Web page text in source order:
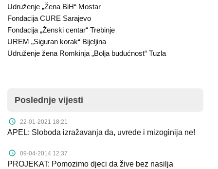
Udruženje „Žena BiH“ Mostar
Fondacija CURE Sarajevo
Fondacija „Ženski centar“ Trebinje
UREM „Siguran korak“ Bijeljina
Udruženje žena Romkinja „Bolja budućnost“ Tuzla
Poslednje vijesti
22-01-2021 18:21
APEL: Sloboda izražavanja da, uvrede i mizoginija ne!
09-04-2014 12:37
PROJEKAT: Pomozimo djeci da žive bez nasilja